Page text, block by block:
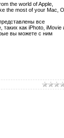
the world of Apple,
the most of your Mac,
все
как iPhoto, iMovie
вы можете с ним